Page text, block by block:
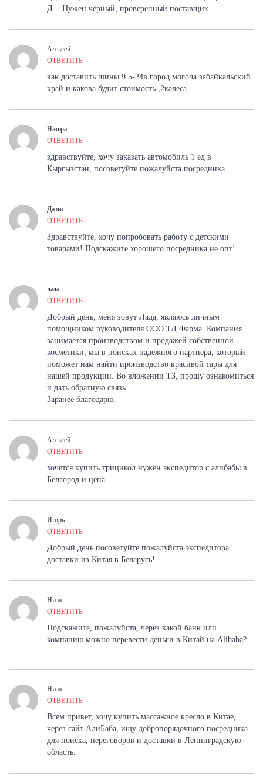
Д... Нужен чёрный, проверенный поставщик
Алексей
ОТВЕТИТЬ
как доставить шины 9.5-24в город могоча забайкальский
край и какова будит стоимость ,2калеса
Назира
ОТВЕТИТЬ
здравствуйте, хочу заказать автомобиль 1 ед в
Кыргызстан, посоветуйте пожалуйста посредника
Дарья
ОТВЕТИТЬ
Здравствуйте, хочу попробовать работу с детскими
товарами! Подскажите хорошего посредника не опт!
лада
ОТВЕТИТЬ
Добрый день, меня зовут Лада, являюсь личным
помощником руководителя ООО ТД Фарма. Компания
занимается производством и продажей собственной
косметики, мы в поисках надежного партнера, который
поможет нам найти производство красивой тары для
нашей продукции. Во вложении ТЗ, прошу ознакомиться
и дать обратную связь.
Заранее благодарю.
Алексей
ОТВЕТИТЬ
хочется купить трицикол нужен экспедитор с алибабы в
Белгород и цена
Игоръ
ОТВЕТИТЬ
Добрый день посоветуйте пожалуйста экспедитора
доставки из Китая в Беларусь!
Нина
ОТВЕТИТЬ
Подскажите, пожалуйста, через какой банк или
компанию можно перевести деньги в Китай на Alibaba?
Нина
ОТВЕТИТЬ
Всем привет, хочу купить массажное кресло в Китае,
через сайт АлиБаба, ищу добропорядочного посредника
для поиска, переговоров и доставки в Ленинградскую
область.